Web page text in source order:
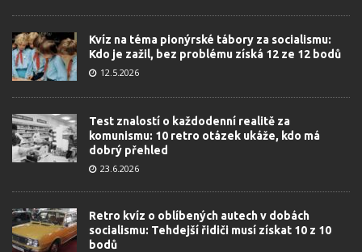
Kvíz na téma pionýrské tábory za socialismu:
Kdo je zažil, bez problému získá 12 ze 12 bodů
12.5.2026
Test znalostí o každodenní realitě za
komunismu: 10 retro otázek ukáže, kdo má
dobrý přehled
23.6.2026
Retro kvíz o oblíbených autech v dobách
socialismu: Tehdejší řidiči musí získat 10 z 10
bodů